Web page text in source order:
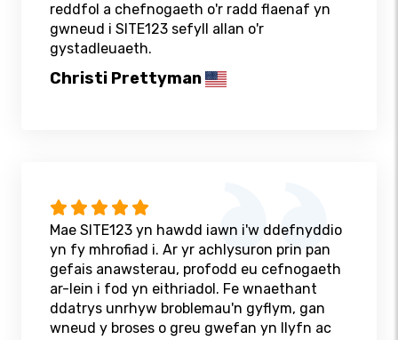
reddfol a chefnogaeth o'r radd flaenaf yn
gwneud i SITE123 sefyll allan o'r
gystadleuaeth.
Christi Prettyman
Mae SITE123 yn hawdd iawn i'w ddefnyddio
yn fy mhrofiad i. Ar yr achlysuron prin pan
gefais anawsterau, profodd eu cefnogaeth
ar-lein i fod yn eithriadol. Fe wnaethant
ddatrys unrhyw broblemau'n gyflym, gan
wneud y broses o greu gwefan yn llyfn ac